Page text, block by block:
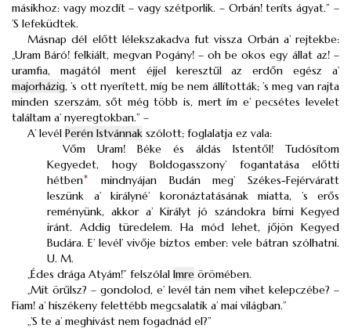
másikhoz: vagy mozdít – vagy szétporlik. – Orbán! teríts ágyat.” –
’S lefeküdtek.
Másnap dél előtt lélekszakadva fut vissza Orbán a’ rejtekbe:
„Uram Báró! felkiált, megvan Pogány! – oh be okos egy állat az! –
uramfia, magától ment éjjel keresztűl az erdőn egész a’
majorházig, ’s ott nyerített, míg be nem állították; ’s meg van rajta
minden szerszám, sőt még több is, mert ím e’ pecsétes levelet
találtam a’ nyeregtokban.” –
A’ levél Perén Istvánnak szólott; foglalatja ez vala:
Vőm Uram! Béke és áldás Istentől! Tudósítom
Kegyedet, hogy Boldogasszony’ fogantatása előtti
hétben*
mindnyájan Budán meg’ Székes-Fejérváratt
leszünk a’ királyné’ koronáztatásának miatta, ’s erős
reményünk, akkor a’ Királyt jó szándokra bírni Kegyed
iránt. Addig türedelem. Ha mód lehet, jőjön Kegyed
Budára. E’ levél’ vivője biztos ember: vele bátran szólhatni.
U. M.
„Édes drága Atyám!” felszólal Imre örömében.
„Mit örűlsz? – gondolod, e’ levél tán nem vihet kelepczébe? –
Fiam! a’ hiszékeny felettébb megcsalatik a’ mai világban.”
„’S te a’ meghivást nem fogadnád el?”